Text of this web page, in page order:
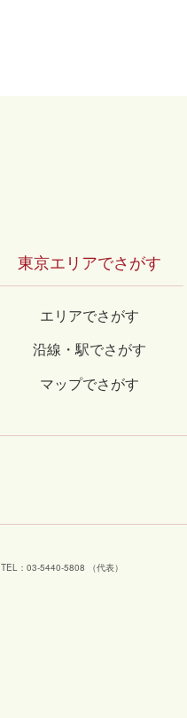
東京エリアでさがす
エリアでさがす
沿線・駅でさがす
マップでさがす
TEL：03-5440-5808 （代表）